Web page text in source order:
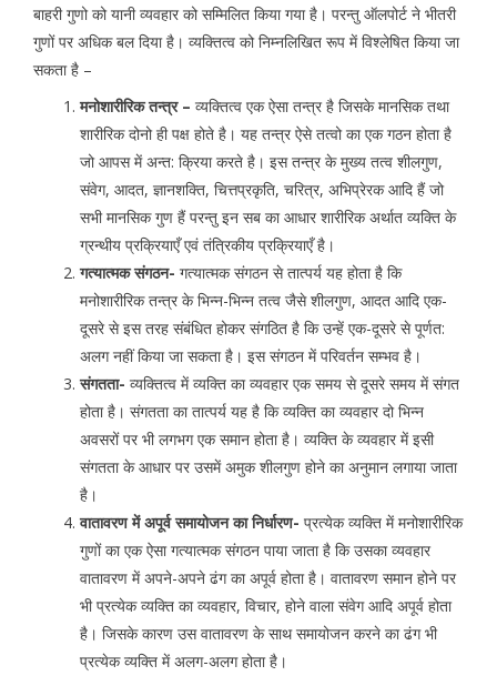
बाहरी गुणो को यानी व्यवहार को सम्मिलित किया गया है। परन्तु ऑलपोर्ट ने भीतरी
गुणों पर अधिक बल दिया है। व्यक्तित्व को निम्नलिखित रूप में विश्लेषित किया जा
सकता है –
मनोशारीरिक तन्त्र – व्यक्तित्व एक ऐसा तन्त्र है जिसके मानसिक तथा
शारीरिक दोनो ही पक्ष होते है। यह तन्त्र ऐसे तत्वो का एक गठन होता है
जो आपस में अन्त: क्रिया करते है। इस तन्त्र के मुख्य तत्व शीलगुण,
संवेग, आदत, ज्ञानशक्ति, चित्तप्रकृति, चरित्र, अभिप्रेरक आदि हैं जो
सभी मानसिक गुण हैं परन्तु इन सब का आधार शारीरिक अर्थात व्यक्ति के
ग्रन्थीय प्रक्रियाएँ एवं तंत्रिकीय प्रक्रियाएँ है।
गत्यात्मक संगठन- गत्यात्मक संगठन से तात्पर्य यह होता है कि
मनोशारीरिक तन्त्र के भिन्न-भिन्न तत्व जैसे शीलगुण, आदत आदि एक-
दूसरे से इस तरह संबंधित होकर संगठित है कि उन्हें एक-दूसरे से पूर्णत:
अलग नहीं किया जा सकता है। इस संगठन में परिवर्तन सम्भव है।
संगतता- व्यक्तित्व में व्यक्ति का व्यवहार एक समय से दूसरे समय में संगत
होता है। संगतता का तात्पर्य यह है कि व्यक्ति का व्यवहार दो भिन्न
अवसरों पर भी लगभग एक समान होता है। व्यक्ति के व्यवहार में इसी
संगतता के आधार पर उसमें अमुक शीलगुण होने का अनुमान लगाया जाता
है।
वातावरण में अपूर्व समायोजन का निर्धारण- प्रत्येक व्यक्ति में मनोशारीरिक
गुणों का एक ऐसा गत्यात्मक संगठन पाया जाता है कि उसका व्यवहार
वातावरण में अपने-अपने ढंग का अपूर्व होता है। वातावरण समान होने पर
भी प्रत्येक व्यक्ति का व्यवहार, विचार, होने वाला संवेग आदि अपूर्व होता
है। जिसके कारण उस वातावरण के साथ समायोजन करने का ढंग भी
प्रत्येक व्यक्ति में अलग-अलग होता है।